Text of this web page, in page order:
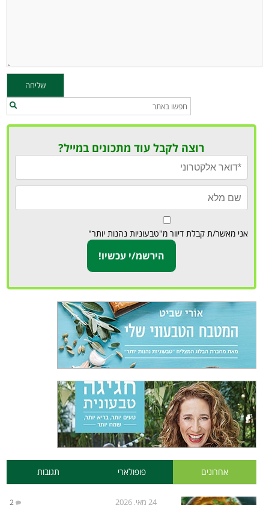
רוצה לקבל עוד מתכונים במייל?
אני מאשר/ת קבלת דיוור מ"טבעוניות נהנות יותר"
אחרונים פופולארי תגובות
24 מאי, 2026 2